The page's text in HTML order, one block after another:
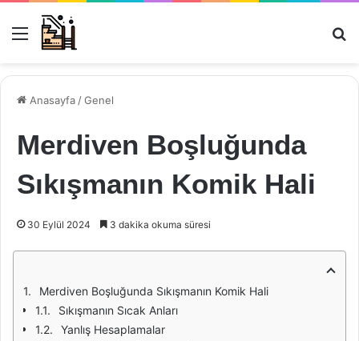
Menü
Anasayfa /Genel
Merdiven Boşluğunda
Sıkışmanın Komik Hali
30 Eylül 2024 3 dakika okuma süresi
Merdiven Boşluğunda Sıkışmanın Komik Hali
Sıkışmanın Sıcak Anları
Yanlış Hesaplamalar